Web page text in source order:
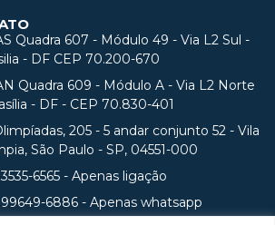
Quadra 607 - Módulo 49 - Via L2 Sul -
- DF CEP 70.200-670
Quadra 609 - Módulo A - Via L2 Norte
- DF - CEP 70.830-401
205 - 5 andar conjunto 52 - Vila
São Paulo - SP, 04551-000
3535-6565 - Apenas ligação
99649-6886 - Apenas whatsapp